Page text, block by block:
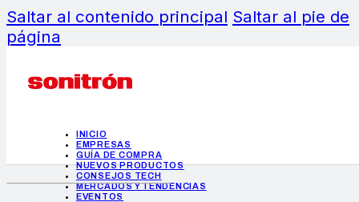
Saltar al contenido principal Saltar al pie de
página
INICIO
EMPRESAS
GUÍA DE COMPRA
NUEVOS PRODUCTOS
CONSEJOS TECH
MERCADOS Y TENDENCIAS
EVENTOS